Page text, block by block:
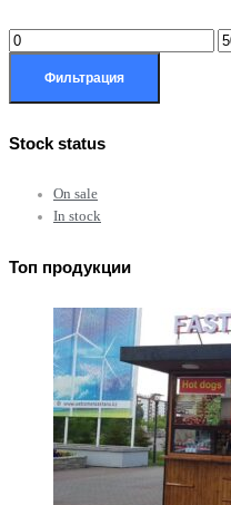
Фильтрация
Stock status
On sale
In stock
Топ продукции